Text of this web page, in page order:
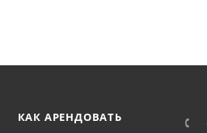
КАК АРЕНДОВАТЬ